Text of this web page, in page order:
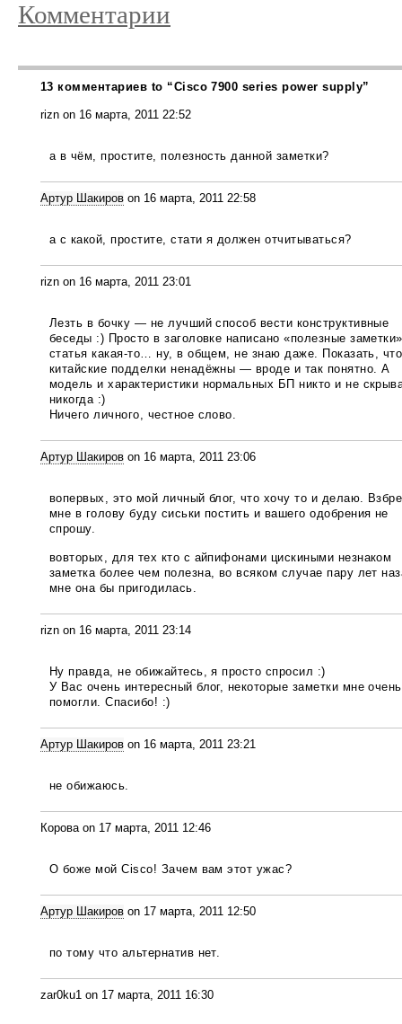
Комментарии
13 комментариев to “Cisco 7900 series power supply”
rizn on 16 марта, 2011 22:52
а в чём, простите, полезность данной заметки?
Артур Шакиров on 16 марта, 2011 22:58
а с какой, простите, стати я должен отчитываться?
rizn on 16 марта, 2011 23:01
Лезть в бочку — не лучший способ вести конструктивные
беседы :) Просто в заголовке написано «полезные
статья какая-то… ну, в общем, не знаю даже. Показать, что
китайские подделки ненадёжны — вроде и так понятно. А
модель и характеристики нормальных БП никто и не
никогда :)
Ничего личного, честное слово.
Артур Шакиров on 16 марта, 2011 23:06
вопервых, это мой личный блог, что хочу то и делаю.
мне в голову буду сиськи постить и вашего одобрения не
спрошу.
вовторых, для тех кто с айпифонами цискиными незнаком
заметка более чем полезна, во всяком случае пару лет
мне она бы пригодилась.
rizn on 16 марта, 2011 23:14
Ну правда, не обижайтесь, я просто спросил :)
У Вас очень интересный блог, некоторые заметки мне очень
помогли. Спасибо! :)
Артур Шакиров on 16 марта, 2011 23:21
не обижаюсь.
Корова on 17 марта, 2011 12:46
О боже мой Cisco! Зачем вам этот ужас?
Артур Шакиров on 17 марта, 2011 12:50
по тому что альтернатив нет.
zar0ku1 on 17 марта, 2011 16:30